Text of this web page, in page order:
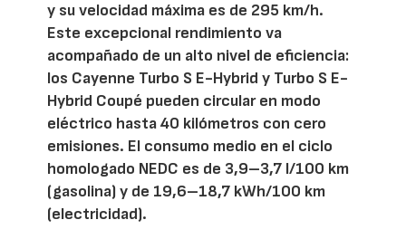
y su velocidad máxima es de 295 km/h.
Este excepcional rendimiento va
acompañado de un alto nivel de eficiencia:
los Cayenne Turbo S E-Hybrid y Turbo S E-
Hybrid Coupé pueden circular en modo
eléctrico hasta 40 kilómetros con cero
emisiones. El consumo medio en el ciclo
homologado NEDC es de 3,9–3,7 l/100 km
(gasolina) y de 19,6–18,7 kWh/100 km
(electricidad).